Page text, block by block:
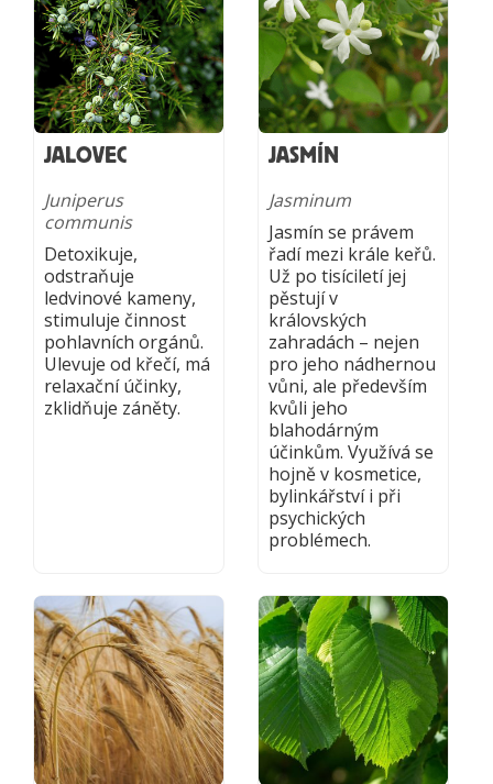
JALOVEC
Juniperus
communis
Detoxikuje,
odstraňuje
ledvinové kameny,
stimuluje činnost
pohlavních orgánů.
Ulevuje od křečí, má
relaxační účinky,
zklidňuje záněty.
JASMÍN
Jasminum
Jasmín se právem
řadí mezi krále keřů.
Už po tisíciletí jej
pěstují v
královských
zahradách – nejen
pro jeho nádhernou
vůni, ale především
kvůli jeho
blahodárným
účinkům. Využívá se
hojně v kosmetice,
bylinkářství i při
psychických
problémech.